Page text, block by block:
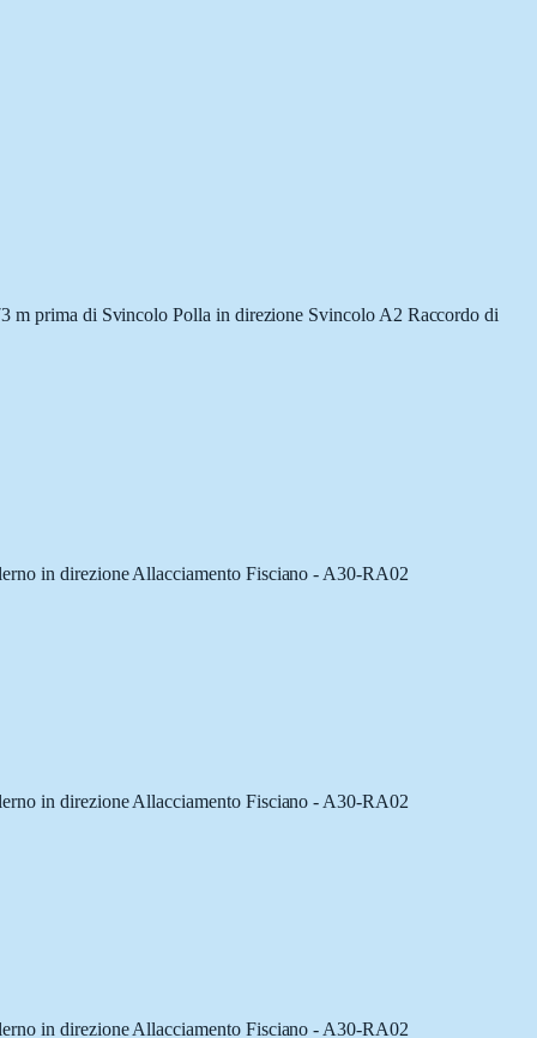
m prima di Svincolo Polla in direzione Svincolo A2 Raccordo di
in direzione Allacciamento Fisciano - A30-RA02
in direzione Allacciamento Fisciano - A30-RA02
in direzione Allacciamento Fisciano - A30-RA02